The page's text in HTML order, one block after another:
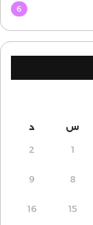
6
س د
1
2
8
9
15
16